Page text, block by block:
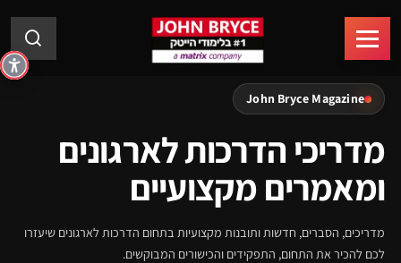
John Bryce Magazine
מדריכי הדרכות לארגונים
ומאמרים מקצועיים
מדריכים, הסברים, חדשות ותובנות מקצועיות בתחום הדרכות לארגונים שיעזרו
לכם להכיר את התחום, התפקידים והכישורים המבוקשים.